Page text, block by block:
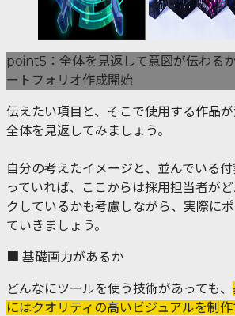
point5：全体を見返して意図が伝わる
ートフォリオ作成開始
伝えたい項目と、そこで使用する作品が
全体を見返してみましょう。
自分の考えたイメージと、並んでいる
っていれば、ここからは採用担当者が
クしているかも考慮しながら、実際に
ていきましょう。
■ 基礎画力があるか
どんなにツールを使う技術があっても、
にはクオリティの高いビジュアルを制